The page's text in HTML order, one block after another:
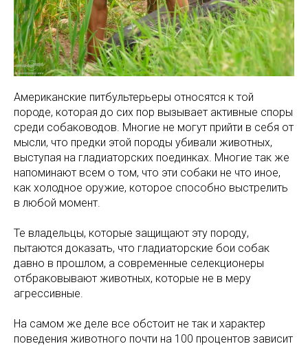
Американские питбультерьеры относятся к той
породе, которая до сих пор вызывает активные споры
среди собаководов. Многие не могут прийти в себя от
мысли, что предки этой породы убивали животных,
выступая на гладиаторских поединках. Многие так же
напоминают всем о том, что эти собаки не что иное,
как холодное оружие, которое способно выстрелить
в любой момент.
Те владельцы, которые защищают эту породу,
пытаются доказать, что гладиаторские бои собак
давно в прошлом, а современные селекционеры
отбраковывают животных, которые не в меру
агрессивные.
На самом же деле все обстоит не так и характер
поведения животного почти на 100 процентов зависит